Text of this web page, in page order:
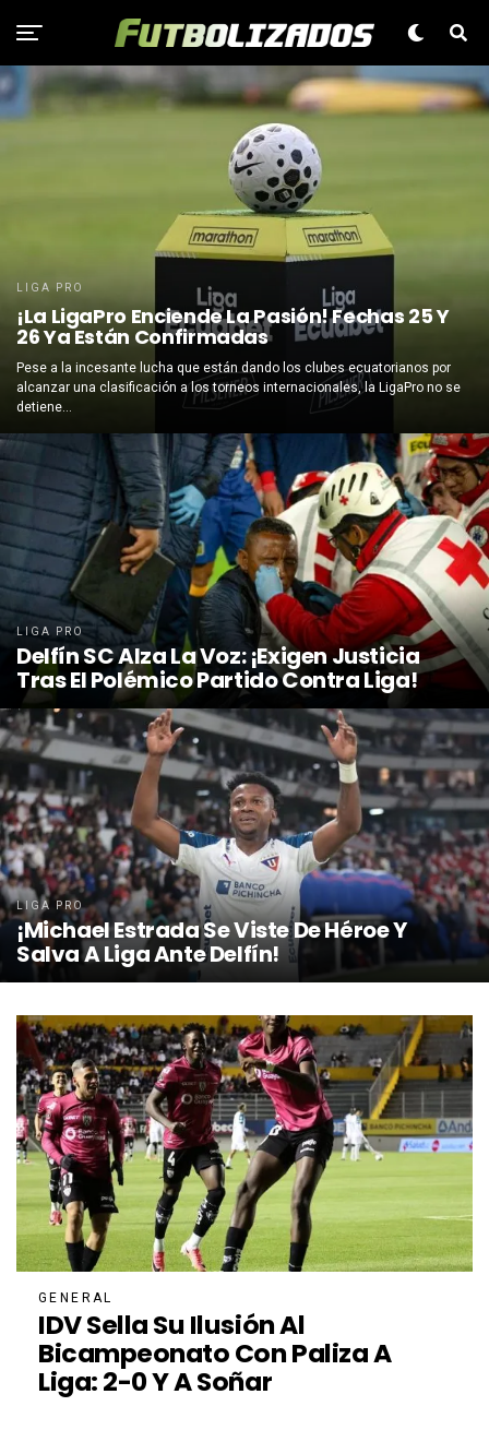
LIGA PRO
¡La LigaPro Enciende La Pasión! Fechas 25 Y
26 Ya Están Confirmadas
Pese a la incesante lucha que están dando los clubes ecuatorianos por
alcanzar una clasificación a los torneos internacionales, la LigaPro no se
detiene...
LIGA PRO
Delfín SC Alza La Voz: ¡Exigen Justicia
Tras El Polémico Partido Contra Liga!
LIGA PRO
¡Michael Estrada Se Viste De Héroe Y
Salva A Liga Ante Delfín!
GENERAL
IDV Sella Su Ilusión Al
Bicampeonato Con Paliza A
Liga: 2-0 Y A Soñar